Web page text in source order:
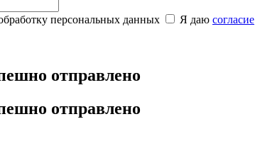
персональных данных Я даю согласие
отправлено
отправлено